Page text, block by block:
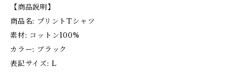
【商品説明】
商品名: プリントTシャツ
素材: コットン100%
カラー: ブラック
表記サイズ: L